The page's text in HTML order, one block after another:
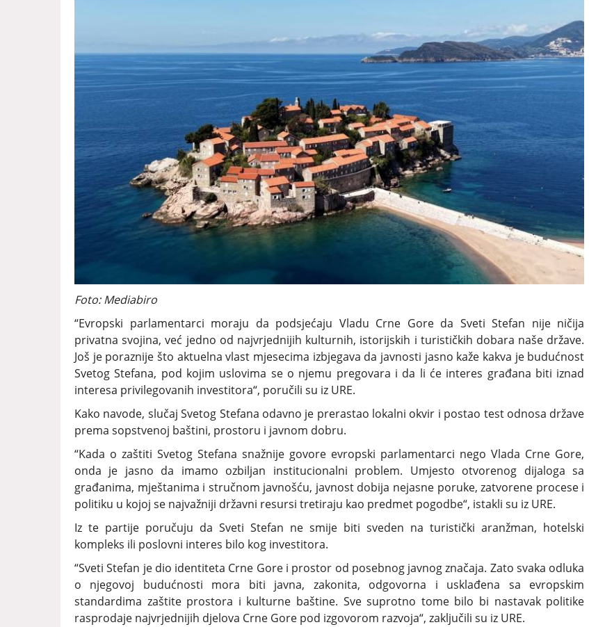
Foto: Mediabiro
“Evropski parlamentarci moraju da podsjećaju Vladu Crne Gore da Sveti Stefan nije ničija
privatna svojina, već jedno od najvrjednijih kulturnih, istorijskih i turističkih dobara naše države.
Još je poraznije što aktuelna vlast mjesecima izbjegava da javnosti jasno kaže kakva je budućnost
Svetog Stefana, pod kojim uslovima se o njemu pregovara i da li će interes građana biti iznad
interesa privilegovanih investitora“, poručili su iz URE.
Kako navode, slučaj Svetog Stefana odavno je prerastao lokalni okvir i postao test odnosa države
prema sopstvenoj baštini, prostoru i javnom dobru.
“Kada o zaštiti Svetog Stefana snažnije govore evropski parlamentarci nego Vlada Crne Gore,
onda je jasno da imamo ozbiljan institucionalni problem. Umjesto otvorenog dijaloga sa
građanima, mještanima i stručnom javnošću, javnost dobija nejasne poruke, zatvorene procese i
politiku u kojoj se najvažniji državni resursi tretiraju kao predmet pogodbe“, istakli su iz URE.
Iz te partije poručuju da Sveti Stefan ne smije biti sveden na turistički aranžman, hotelski
kompleks ili poslovni interes bilo kog investitora.
“Sveti Stefan je dio identiteta Crne Gore i prostor od posebnog javnog značaja. Zato svaka odluka
o njegovoj budućnosti mora biti javna, zakonita, odgovorna i usklađena sa evropskim
standardima zaštite prostora i kulturne baštine. Sve suprotno tome bilo bi nastavak politike
rasprodaje najvrjednijih djelova Crne Gore pod izgovorom razvoja“, zaključili su iz URE.